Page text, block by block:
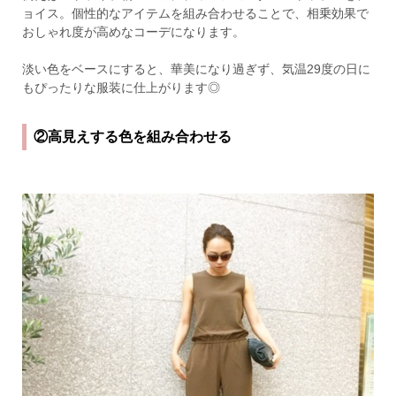
ョイス。個性的なアイテムを組み合わせることで、相乗効果で
おしゃれ度が高めなコーデになります。
淡い色をベースにすると、華美になり過ぎず、気温29度の日に
もぴったりな服装に仕上がります◎
②高見えする色を組み合わせる